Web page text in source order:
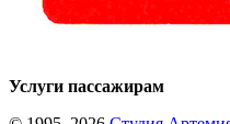
Услуги пассажирам